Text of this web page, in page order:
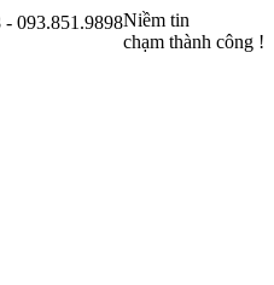
Niềm tin
chạm thành công !
- 093.851.9898